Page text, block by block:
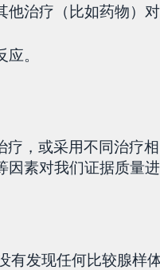
治疗（比如药物）对
。
，或采用不同治疗
素对我们证据质量进
有发现任何比较腺样